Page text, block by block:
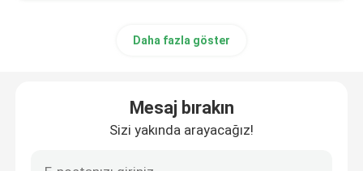
Daha fazla göster
Mesaj bırakın
Sizi yakında arayacağız!